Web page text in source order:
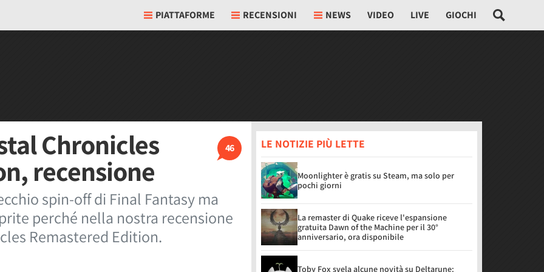
PIATTAFORME RECENSIONI NEWS VIDEO LIVE GIOCHI
46
Chronicles
recensione
spin-off di Final Fantasy ma
perché nella nostra recensione
Remastered Edition.
LE NOTIZIE PIÙ LETTE
Moonlighter è gratis su Steam, ma solo per
pochi giorni
La remaster di Quake riceve l'espansione
gratuita Dawn of the Machine per il 30°
anniversario, ora disponibile
Toby Fox svela alcune novità su Deltarune: